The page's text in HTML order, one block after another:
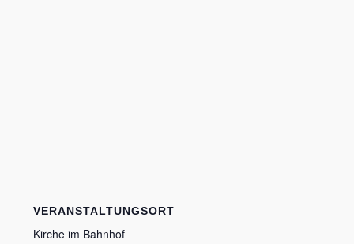
VERANSTALTUNGSORT
Kirche im Bahnhof